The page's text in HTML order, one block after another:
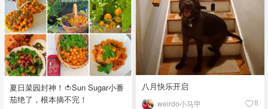
八月快乐开启
weirdo小马甲 8
夏日菜园封神！🍅Sun Sugar小番
茄绝了，根本摘不完！